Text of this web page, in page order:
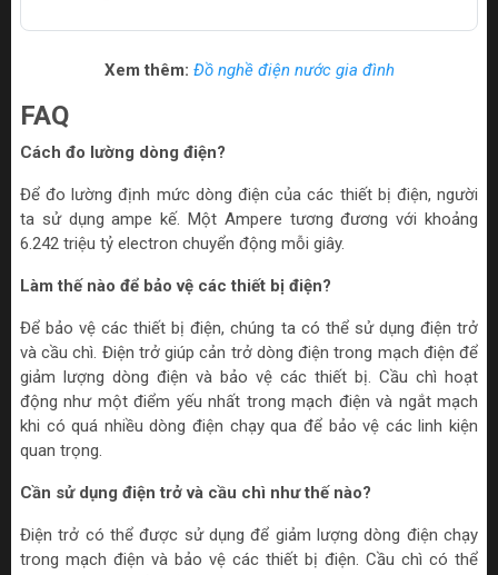
Xem thêm: Đồ nghề điện nước gia đình
FAQ
Cách đo lường dòng điện?
Để đo lường định mức dòng điện của các thiết bị điện, người
ta sử dụng ampe kế. Một Ampere tương đương với khoảng
6.242 triệu tỷ electron chuyển động mỗi giây.
Làm thế nào để bảo vệ các thiết bị điện?
Để bảo vệ các thiết bị điện, chúng ta có thể sử dụng điện trở
và cầu chì. Điện trở giúp cản trở dòng điện trong mạch điện để
giảm lượng dòng điện và bảo vệ các thiết bị. Cầu chì hoạt
động như một điểm yếu nhất trong mạch điện và ngắt mạch
khi có quá nhiều dòng điện chạy qua để bảo vệ các linh kiện
quan trọng.
Cần sử dụng điện trở và cầu chì như thế nào?
Điện trở có thể được sử dụng để giảm lượng dòng điện chạy
trong mạch điện và bảo vệ các thiết bị điện. Cầu chì có thể